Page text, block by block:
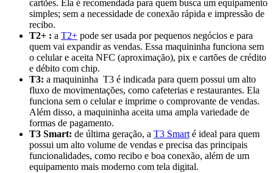
cartões. Ela é recomendada para quem busca um equipamento
simples; sem a necessidade de conexão rápida e impressão de
recibo.
T2+ : a T2+ pode ser usada por pequenos negócios e para
quem vai expandir as vendas. Essa maquininha funciona sem
o celular e aceita NFC (aproximação), pix e cartões de crédito
e débito com chip.
T3: a maquininha T3 é indicada para quem possui um alto
fluxo de movimentações, como cafeterias e restaurantes. Ela
funciona sem o celular e imprime o comprovante de vendas.
Além disso, a maquininha aceita uma ampla variedade de
formas de pagamento.
T3 Smart: de última geração, a T3 Smart é ideal para quem
possui um alto volume de vendas e precisa das principais
funcionalidades, como recibo e boa conexão, além de um
equipamento mais moderno com tela digital.